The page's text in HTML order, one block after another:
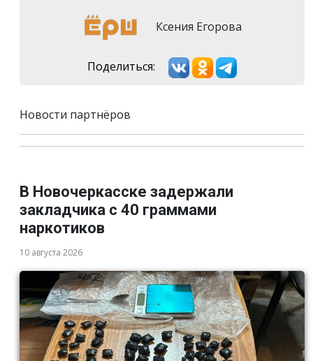
Ксения Егорова
Поделиться:
Новости партнёров
В Новочеркасске задержали
закладчика с 40 граммами
наркотиков
10 августа 2026